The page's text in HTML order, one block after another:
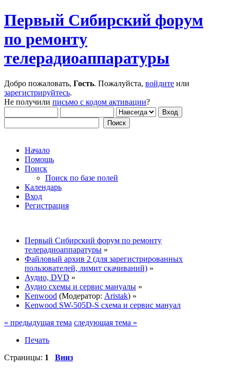
Первый Сибирский форум
по ремонту
телерадиоаппаратуры
Добро пожаловать, Гость. Пожалуйста, войдите или
зарегистрируйтесь.
Не получили письмо с кодом активации?
Начало
Помощь
Поиск
Поиск по базе полей
Календарь
Вход
Регистрация
Первый Сибирский форум по ремонту
телерадиоаппаратуры »
Файловый архив 2 (для зарегистрированных
пользователей, лимит скачиваний) »
Аудио, DVD »
Аудио схемы и сервис мануалы »
Kenwood (Модератор: Aristak) »
Kenwood SW-505D-S схема и сервис мануал
« предыдущая тема следующая тема »
Печать
Страницы: 1 Вниз